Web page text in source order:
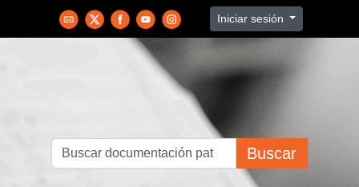
Iniciar sesión
Buscar